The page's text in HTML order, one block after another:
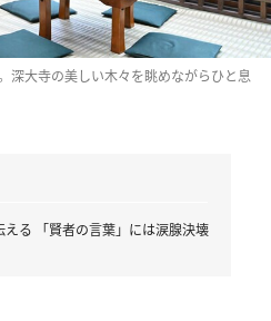
深大寺の美しい木々を眺めながらひと息
る 「賢者の言葉」には涙腺決壊